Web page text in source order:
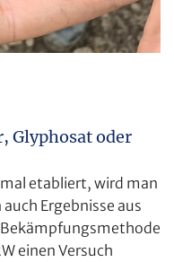
Glyphosat oder
etabliert, wird man
Ergebnisse aus
einen Versuch